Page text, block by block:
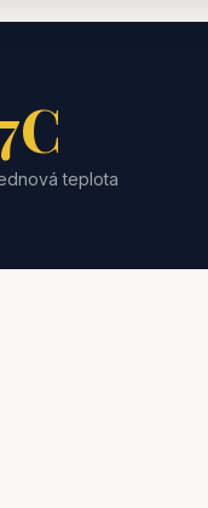
teplota